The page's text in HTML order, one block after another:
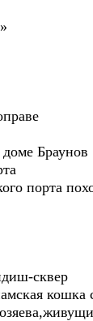
Браунов
порта
сквер
кошка